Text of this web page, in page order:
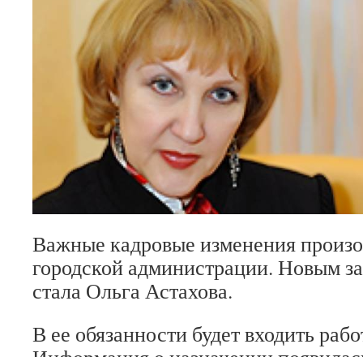
Важные кадровые изменения
городской администрации. Новым
стала Ольга Астахова.
В ее обязанности будет входить